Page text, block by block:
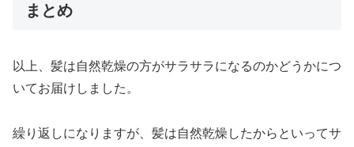
まとめ
以上、髪は自然乾燥の方がサラサラになるのかどうかにつ
いてお届けしました。
繰り返しになりますが、髪は自然乾燥したからといってサ